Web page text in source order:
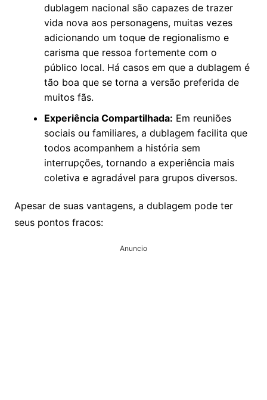
dublagem nacional são capazes de trazer
vida nova aos personagens, muitas vezes
adicionando um toque de regionalismo e
carisma que ressoa fortemente com o
público local. Há casos em que a dublagem é
tão boa que se torna a versão preferida de
muitos fãs.
Experiência Compartilhada: Em reuniões
sociais ou familiares, a dublagem facilita que
todos acompanhem a história sem
interrupções, tornando a experiência mais
coletiva e agradável para grupos diversos.
Apesar de suas vantagens, a dublagem pode ter
seus pontos fracos:
Anuncio